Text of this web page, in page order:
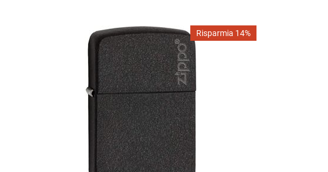
Risparmia 14%